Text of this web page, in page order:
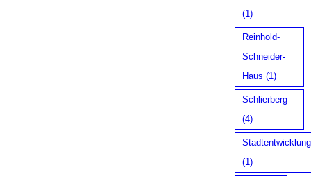
(1)
Reinhold-
Schneider-
Haus (1)
Schlierberg
(4)
Stadtentwicklung
(1)